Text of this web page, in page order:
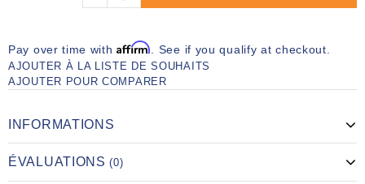
Pay over time withAffirm. See if you qualify at checkout.
AJOUTER À LA LISTE DE SOUHAITS
AJOUTER POUR COMPARER
INFORMATIONS
ÉVALUATIONS(0)